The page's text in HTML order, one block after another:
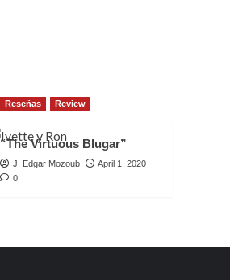
Reseñas Review
“The Virtuous Blugar”
J. Edgar Mozoub
April 1, 2020
0